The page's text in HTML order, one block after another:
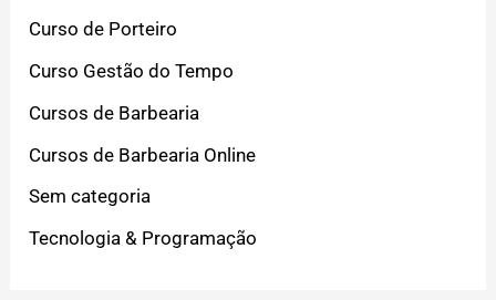
Curso de Porteiro
Curso Gestão do Tempo
Cursos de Barbearia
Cursos de Barbearia Online
Sem categoria
Tecnologia & Programação